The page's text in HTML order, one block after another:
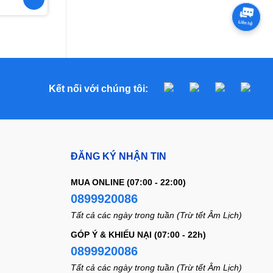
Kết nối với chúng tôi:
ĐĂNG KÝ NHẬN TIN
MUA ONLINE (07:00 - 22:00)
0899920086
Tất cả các ngày trong tuần (Trừ tết Âm Lịch)
GÓP Ý & KHIẾU NẠI (07:00 - 22h)
0899920086
Tất cả các ngày trong tuần (Trừ tết Âm Lịch)